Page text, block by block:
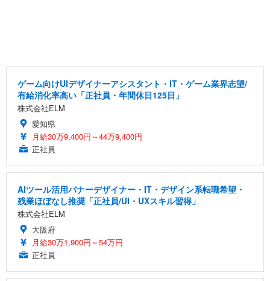
ゲーム向けUIデザイナーアシスタント・IT・ゲーム業界志望/
有給消化率高い「正社員・年間休日125日」
株式会社ELM
愛知県
月給30万9,400円～44万9,400円
正社員
AIツール活用バナーデザイナー・IT・デザイン系転職希望・
残業ほぼなし推奨「正社員/UI・UXスキル習得」
株式会社ELM
大阪府
月給30万1,900円～54万円
正社員